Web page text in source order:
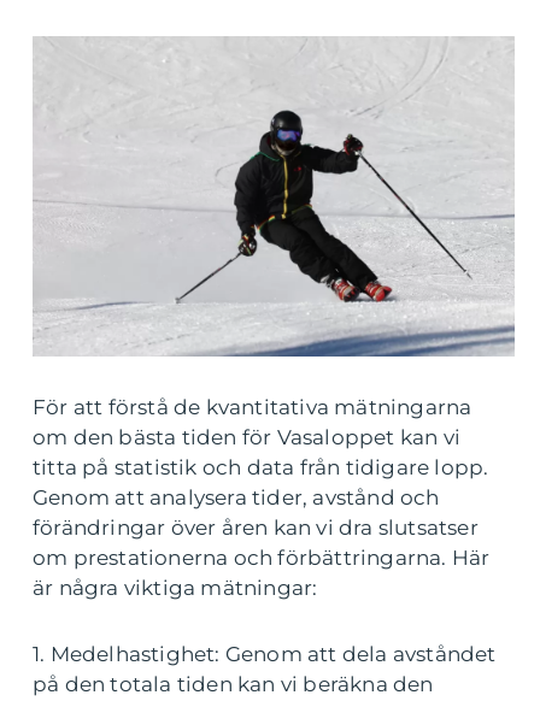
För att förstå de kvantitativa mätningarna
om den bästa tiden för Vasaloppet kan vi
titta på statistik och data från tidigare lopp.
Genom att analysera tider, avstånd och
förändringar över åren kan vi dra slutsatser
om prestationerna och förbättringarna. Här
är några viktiga mätningar:
1. Medelhastighet: Genom att dela avståndet
på den totala tiden kan vi beräkna den